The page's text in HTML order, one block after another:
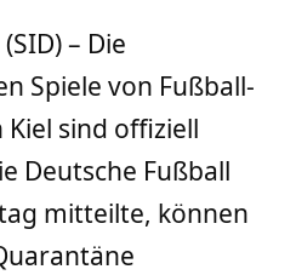
– Die
Spiele von Fußball-
sind offiziell
Deutsche Fußball
mitteilte, können